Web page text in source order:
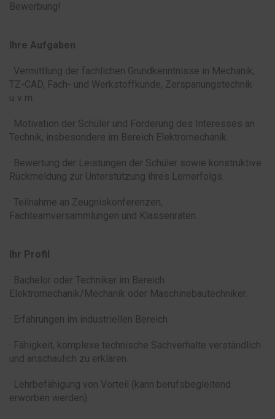
Bewerbung!
Ihre Aufgaben
· Vermittlung der fachlichen Grundkenntnisse in Mechanik,
TZ-CAD, Fach- und Werkstoffkunde, Zerspanungstechnik
u. v. m.
· Motivation der Schüler und Förderung des Interesses an
Technik, insbesondere im Bereich Elektromechanik.
· Bewertung der Leistungen der Schüler sowie konstruktive
Rückmeldung zur Unterstützung ihres Lernerfolgs.
· Teilnahme an Zeugniskonferenzen,
Fachteamversammlungen und Klassenräten.
Ihr Profil
· Bachelor oder Techniker im Bereich
Elektromechanik/Mechanik oder Maschinebautechniker.
· Erfahrungen im industriellen Bereich
· Fähigkeit, komplexe technische Sachverhalte verständlich
und anschaulich zu erklären.
· Lehrbefähigung von Vorteil (kann berufsbegleitend
erworben werden).